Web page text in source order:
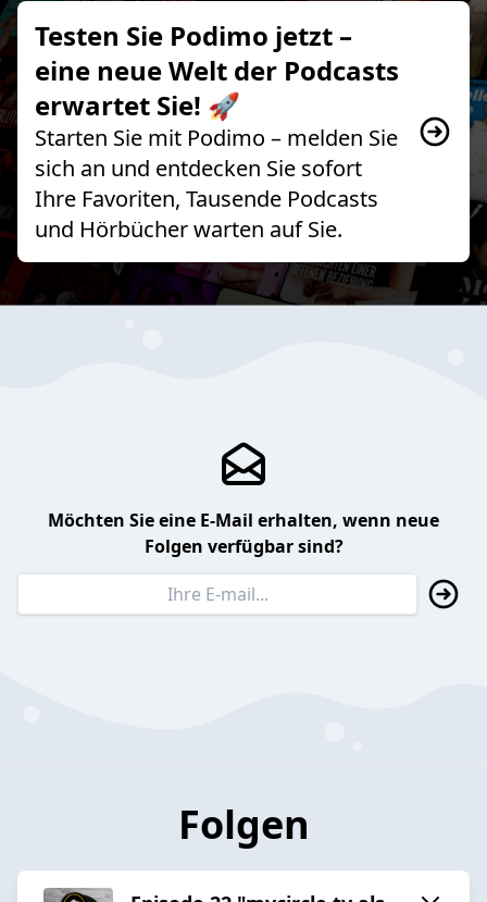
Testen Sie Podimo jetzt –
eine neue Welt der Podcasts
erwartet Sie! 🚀
Starten Sie mit Podimo – melden Sie
sich an und entdecken Sie sofort
Ihre Favoriten, Tausende Podcasts
und Hörbücher warten auf Sie.
Möchten Sie eine E-Mail erhalten, wenn neue
Folgen verfügbar sind?
Folgen